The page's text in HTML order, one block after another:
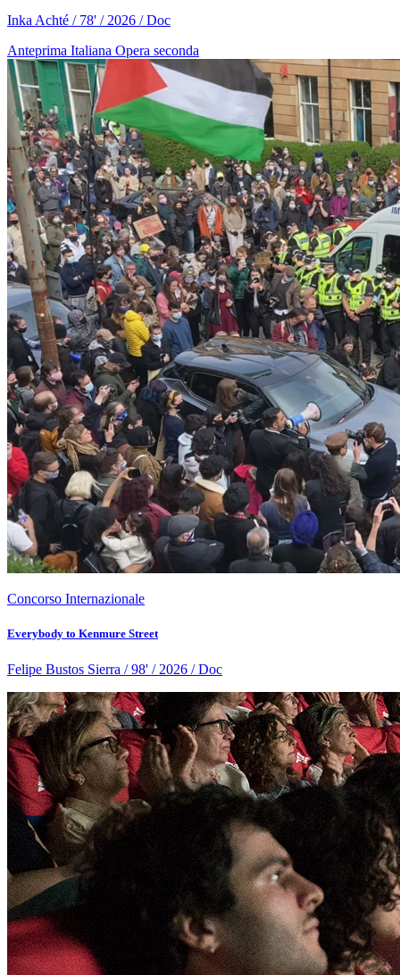
Inka Achté / 78' / 2026 / Doc
Anteprima Italiana Opera seconda
Concorso Internazionale
Everybody to Kenmure Street
Felipe Bustos Sierra / 98' / 2026 / Doc